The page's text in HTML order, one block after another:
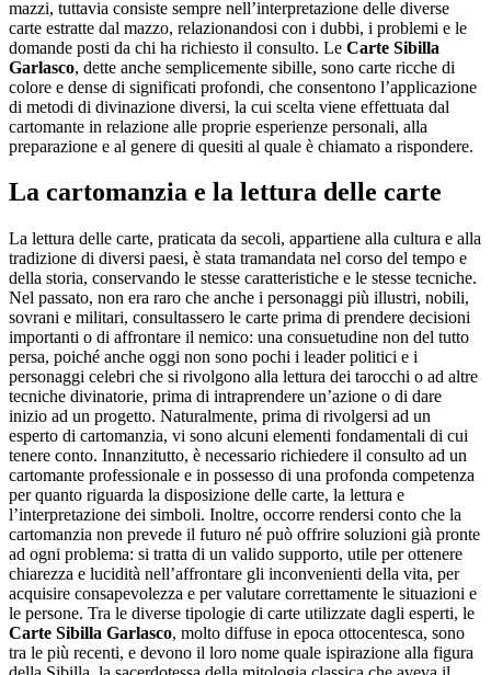
mazzi, tuttavia consiste sempre nell’interpretazione delle diverse
carte estratte dal mazzo, relazionandosi con i dubbi, i problemi e le
domande posti da chi ha richiesto il consulto. Le Carte Sibilla
Garlasco, dette anche semplicemente sibille, sono carte ricche di
colore e dense di significati profondi, che consentono l’applicazione
di metodi di divinazione diversi, la cui scelta viene effettuata dal
cartomante in relazione alle proprie esperienze personali, alla
preparazione e al genere di quesiti al quale è chiamato a rispondere.
La cartomanzia e la lettura delle carte
La lettura delle carte, praticata da secoli, appartiene alla cultura e alla
tradizione di diversi paesi, è stata tramandata nel corso del tempo e
della storia, conservando le stesse caratteristiche e le stesse tecniche.
Nel passato, non era raro che anche i personaggi più illustri, nobili,
sovrani e militari, consultassero le carte prima di prendere decisioni
importanti o di affrontare il nemico: una consuetudine non del tutto
persa, poiché anche oggi non sono pochi i leader politici e i
personaggi celebri che si rivolgono alla lettura dei tarocchi o ad altre
tecniche divinatorie, prima di intraprendere un’azione o di dare
inizio ad un progetto. Naturalmente, prima di rivolgersi ad un
esperto di cartomanzia, vi sono alcuni elementi fondamentali di cui
tenere conto. Innanzitutto, è necessario richiedere il consulto ad un
cartomante professionale e in possesso di una profonda competenza
per quanto riguarda la disposizione delle carte, la lettura e
l’interpretazione dei simboli. Inoltre, occorre rendersi conto che la
cartomanzia non prevede il futuro né può offrire soluzioni già pronte
ad ogni problema: si tratta di un valido supporto, utile per ottenere
chiarezza e lucidità nell’affrontare gli inconvenienti della vita, per
acquisire consapevolezza e per valutare correttamente le situazioni e
le persone. Tra le diverse tipologie di carte utilizzate dagli esperti, le
Carte Sibilla Garlasco, molto diffuse in epoca ottocentesca, sono
tra le più recenti, e devono il loro nome quale ispirazione alla figura